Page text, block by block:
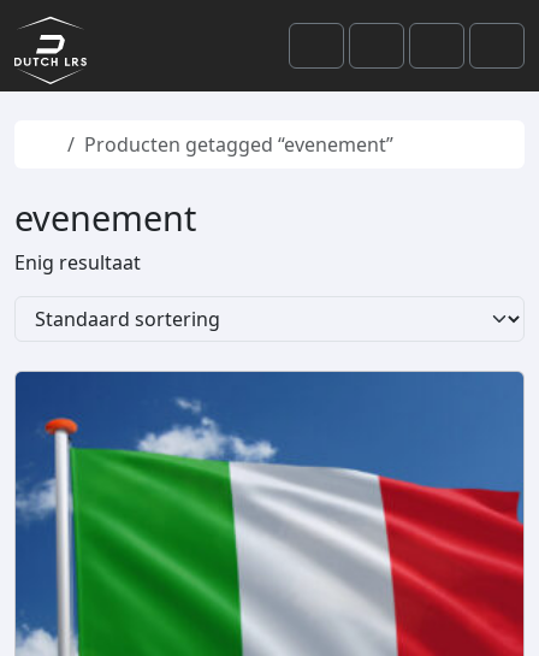
Skip to content
Skip to footer
SearchAccount
Cart
Home
Producten getagged “evenement”
evenement
Enig resultaat